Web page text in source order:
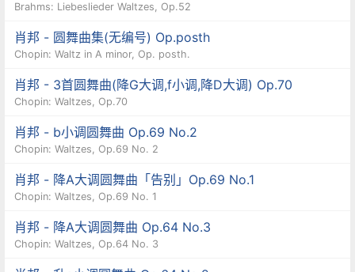
年)。据说开会的代表们与其说是在开会， 不如说
是天天在跳舞作乐。从和会期间一直到1848年革命
事件爆发为止，这段所谓的“毕德迈雅时期”
(Biedermeier)，尽管处于梅特涅首相 (Metternich)
音乐)却由于得到中产阶级的支持而得以稳健地发
展;而维也纳人的喜欢跳舞，使整 个首都永远处于歌
舞升平中。根据统计，当时维也纳的人口总数约二
十万人，而全城可供跳舞的场地可容纳五万人，也
就是说，该市四分之一的人染上了所谓的“华 尔滋
Brahms: Liebeslieder Waltzes, Op.52
肖邦 - 圆舞曲集(无编号) Op.posth
Chopin: Waltz in A minor, Op. posth.
肖邦 - 3首圆舞曲(降G大调,f小调,降D大调) Op.70
Chopin: Waltzes, Op.70
肖邦 - b小调圆舞曲 Op.69 No.2
Chopin: Waltzes, Op.69 No. 2
肖邦 - 降A大调圆舞曲「告别」Op.69 No.1
Chopin: Waltzes, Op.69 No. 1
肖邦 - 降A大调圆舞曲 Op.64 No.3
Chopin: Waltzes, Op.64 No. 3